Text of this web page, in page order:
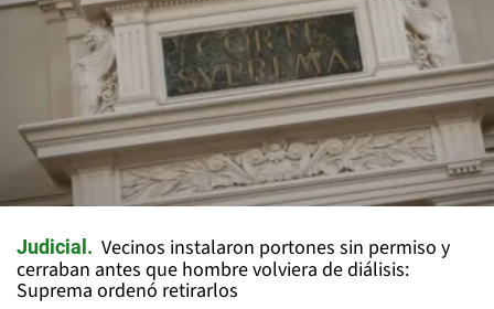
Judicial
Vecinos instalaron portones sin permiso y
cerraban antes que hombre volviera de diálisis:
Suprema ordenó retirarlos